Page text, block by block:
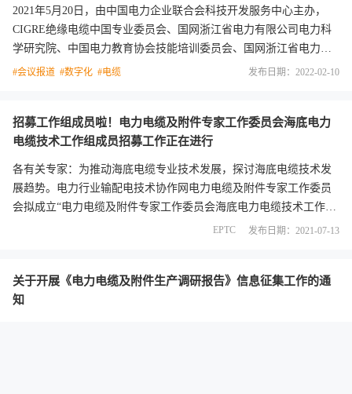
2021年5月20日，由中国电力企业联合会科技开发服务中心主办，
CIGRE绝缘电缆中国专业委员会、国网浙江省电力有限公司电力科
学研究院、中国电力教育协会技能培训委员会、国网浙江省电力有
限公司培训中心协办，电力电缆及附件专家工作委员会、EPTC电力
开帷幕。
#会议报道 #数字化 #电缆 发布日期：2022-02-10
招募工作组成员啦！电力电缆及附件专家工作委员会海底电力
电缆技术工作组成员招募工作正在进行
各有关专家：为推动海底电缆专业技术发展，探讨海底电缆技术发
展趋势。电力行业输配电技术协作网电力电缆及附件专家工作委员
会拟成立“电力电缆及附件专家工作委员会海底电力电缆技术工作
组”（简称“海底电力电缆技术工作组”）。EPTC 发布日期：2021-07-13
关于开展《电力电缆及附件生产调研报告》信息征集工作的通
知